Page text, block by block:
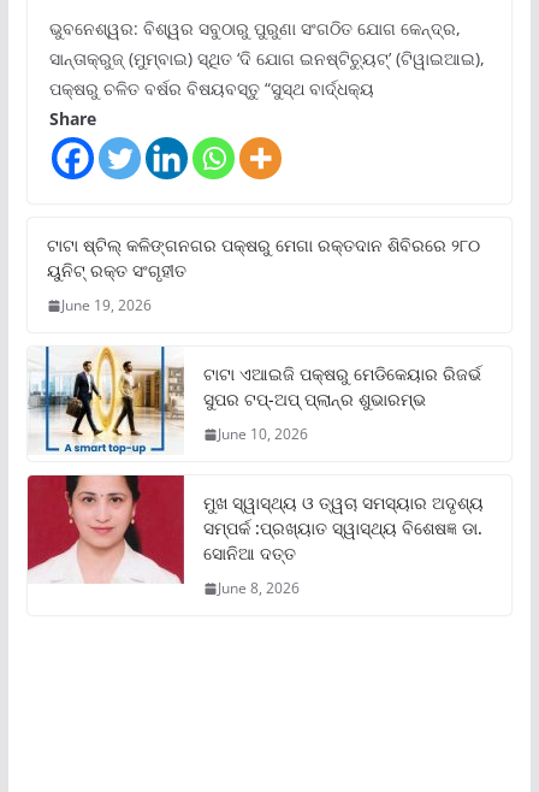
ଭୁବନେଶ୍ୱର: ବିଶ୍ୱର ସବୁଠାରୁ ପୁରୁଣା ସଂଗଠିତ ଯୋଗ କେନ୍ଦ୍ର,
ସାନ୍ତାକ୍ରୁଜ୍ (ମୁମ୍ବାଇ) ସ୍ଥିତ ‘ଦି ଯୋଗ ଇନଷ୍ଟିଚ୍ୟୁଟ୍‌’ (ଟିୱାଇଆଇ),
ପକ୍ଷରୁ ଚଳିତ ବର୍ଷର ବିଷୟବସ୍ତୁ “ସୁସ୍ଥ ବାର୍ଦ୍ଧକ୍ୟ
Share
ଟାଟା ଷ୍ଟିଲ୍‌ କଳିଙ୍ଗନଗର ପକ୍ଷରୁ ମେଗା ରକ୍ତଦାନ ଶିବିରରେ ୨୮୦
ୟୁନିଟ୍‌ ରକ୍ତ ସଂଗୃହୀତ
June 19, 2026
ଟାଟା ଏଆଇଜି ପକ୍ଷରୁ ମେଡିକେୟାର ରିଜର୍ଭ
ସୁପର ଟପ୍‌-ଅପ୍ ପ୍ଲାନ୍‌ର ଶୁଭାରମ୍ଭ
June 10, 2026
ମୁଖ ସ୍ୱାସ୍ଥ୍ୟ ଓ ତ୍ୱଚା ସମସ୍ୟାର ଅଦୃଶ୍ୟ
ସମ୍ପର୍କ :ପ୍ରଖ୍ୟାତ ସ୍ୱାସ୍ଥ୍ୟ ବିଶେଷଜ୍ଞ ଡା.
ସୋନିଆ ଦତ୍ତ
June 8, 2026